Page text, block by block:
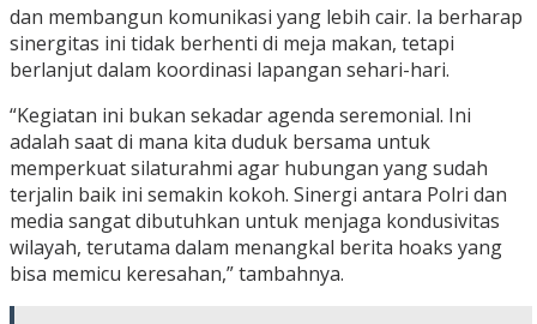
dan membangun komunikasi yang lebih cair. Ia berharap
sinergitas ini tidak berhenti di meja makan, tetapi
berlanjut dalam koordinasi lapangan sehari-hari.
“Kegiatan ini bukan sekadar agenda seremonial. Ini
adalah saat di mana kita duduk bersama untuk
memperkuat silaturahmi agar hubungan yang sudah
terjalin baik ini semakin kokoh. Sinergi antara Polri dan
media sangat dibutuhkan untuk menjaga kondusivitas
wilayah, terutama dalam menangkal berita hoaks yang
bisa memicu keresahan,” tambahnya.